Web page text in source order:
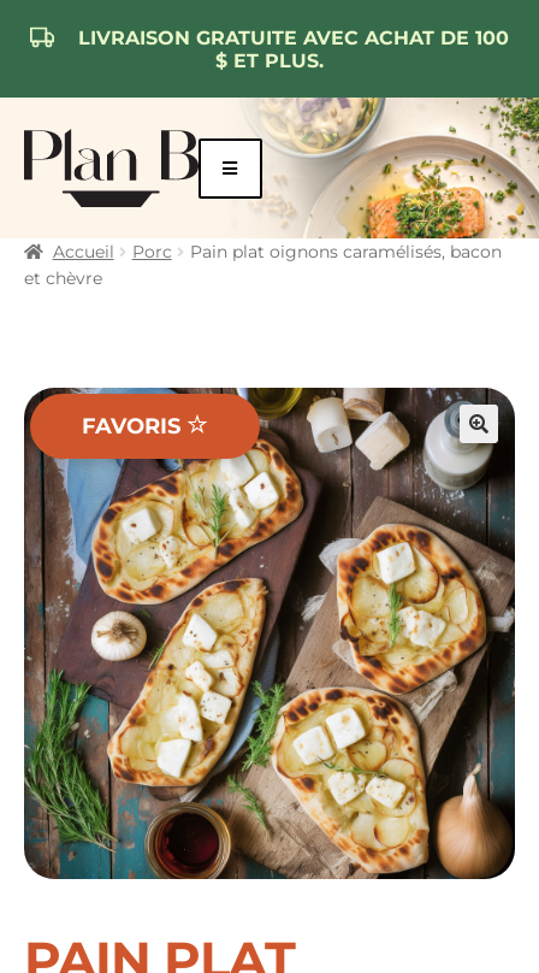
LIVRAISON GRATUITE AVEC ACHAT DE 100
$ ET PLUS.
contenu
Accueil Porc
Pain plat oignons caramélisés, bacon
et chèvre
🔍
FAVORIS
PAIN PLAT